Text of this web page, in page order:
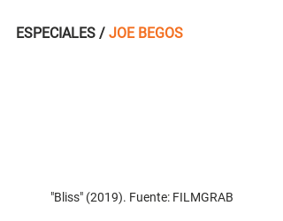
ESPECIALES / JOE BEGOS
"Bliss" (2019). Fuente: FILMGRAB